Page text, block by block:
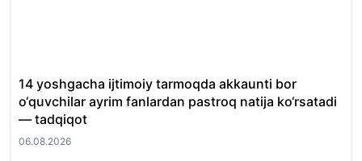
14 yoshgacha ijtimoiy tarmoqda akkaunti bor
o‘quvchilar ayrim fanlardan pastroq natija ko‘rsatadi
— tadqiqot
06.08.2026